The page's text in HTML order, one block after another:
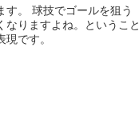
。 球技でゴールを狙う
りますよね。ということ
です。